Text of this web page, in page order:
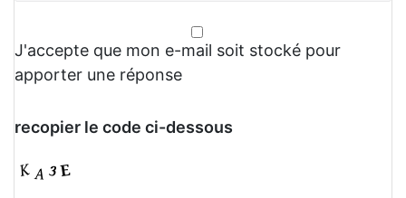
J'accepte que mon e-mail soit stocké pour
apporter une réponse
recopier le code ci-dessous